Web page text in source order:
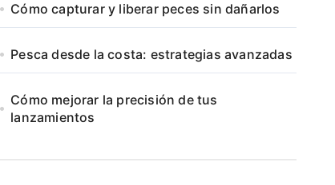
Cómo capturar y liberar peces sin dañarlos
Pesca desde la costa: estrategias avanzadas
Cómo mejorar la precisión de tus
lanzamientos